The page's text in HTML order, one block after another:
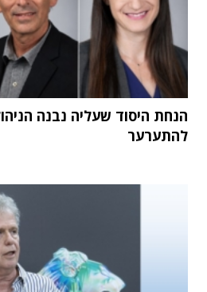
הנחת היסוד שעליה נבנה
להתערער